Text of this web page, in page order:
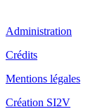
Administration
Crédits
Mentions légales
Création SI2V